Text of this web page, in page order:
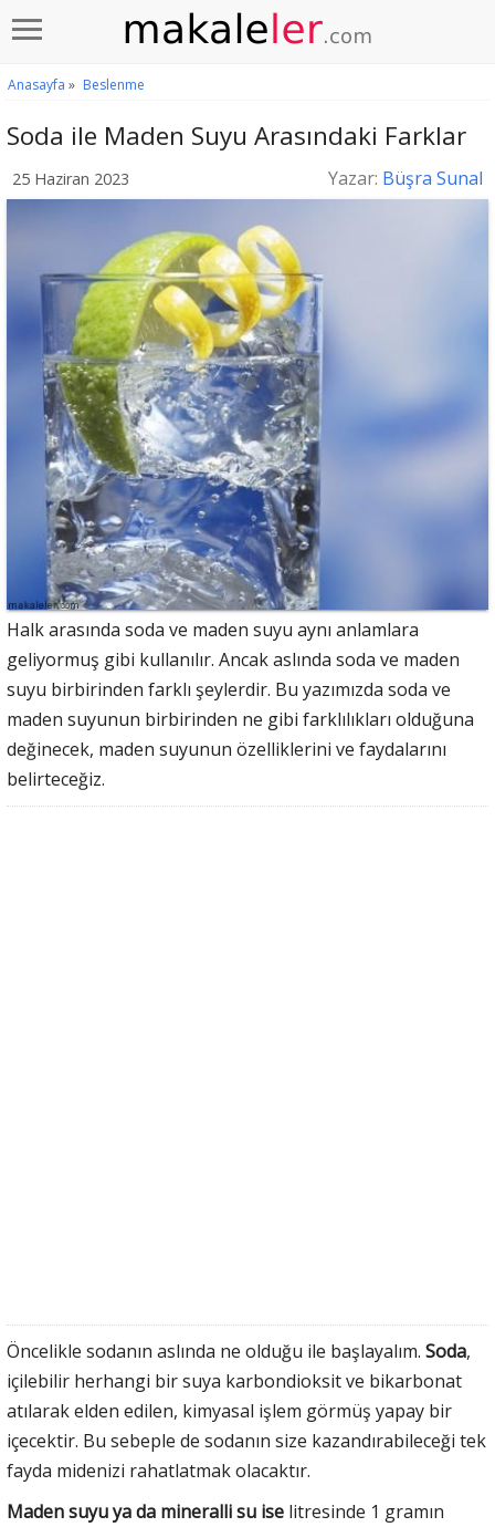
Anasayfa » Beslenme
Soda ile Maden Suyu Arasındaki Farklar
25 Haziran 2023 Yazar: Büşra Sunal
Halk arasında soda ve maden suyu aynı anlamlara
geliyormuş gibi kullanılır. Ancak aslında soda ve maden
suyu birbirinden farklı şeylerdir. Bu yazımızda soda ve
maden suyunun birbirinden ne gibi farklılıkları olduğuna
değinecek, maden suyunun özelliklerini ve faydalarını
belirteceğiz.
Öncelikle sodanın aslında ne olduğu ile başlayalım. Soda,
içilebilir herhangi bir suya karbondioksit ve bikarbonat
atılarak elden edilen, kimyasal işlem görmüş yapay bir
içecektir. Bu sebeple de sodanın size kazandırabileceği tek
fayda midenizi rahatlatmak olacaktır.
Maden suyu ya da mineralli su ise litresinde 1 gramın